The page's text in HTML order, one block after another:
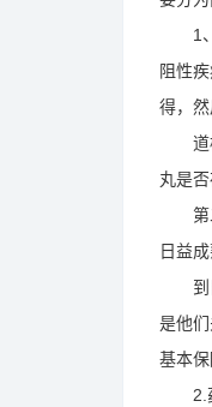
1、
阻性
得，
道梗
丸是
第二
日益
到目
是他
基本
2.药